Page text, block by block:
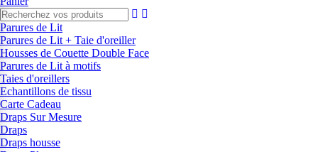
Parures de Lit
Parures de Lit + Taie d'oreiller
Housses de Couette Double Face
Parures de Lit à motifs
Taies d'oreillers
Echantillons de tissu
Carte Cadeau
Draps Sur Mesure
Draps
Draps housse